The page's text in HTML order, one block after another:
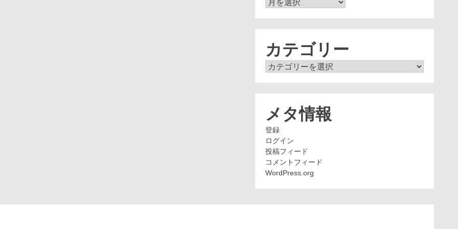
カテゴリー
カ
メタ情報
登録
ログイン
投稿フィード
コメントフィード
WordPress.org